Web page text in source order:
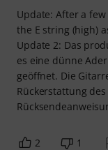
Update: After a
the E string (high)
Update 2: Das
es eine dünne
geöffnet. Die
Rückerstattung
2 1